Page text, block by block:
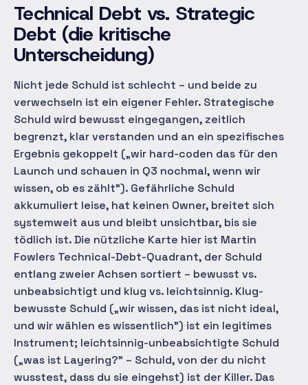
Technical Debt vs. Strategic
Debt (die kritische
Unterscheidung)
Nicht jede Schuld ist schlecht – und beide zu
verwechseln ist ein eigener Fehler. Strategische
Schuld wird bewusst eingegangen, zeitlich
begrenzt, klar verstanden und an ein spezifisches
Ergebnis gekoppelt („wir hard-coden das für den
Launch und schauen in Q3 nochmal, wenn wir
wissen, ob es zählt"). Gefährliche Schuld
akkumuliert leise, hat keinen Owner, breitet sich
systemweit aus und bleibt unsichtbar, bis sie
tödlich ist. Die nützliche Karte hier ist Martin
Fowlers Technical-Debt-Quadrant, der Schuld
entlang zweier Achsen sortiert – bewusst vs.
unbeabsichtigt und klug vs. leichtsinnig. Klug-
bewusste Schuld („wir wissen, das ist nicht ideal,
und wir wählen es wissentlich") ist ein legitimes
Instrument; leichtsinnig-unbeabsichtigte Schuld
(„was ist Layering?" – Schuld, von der du nicht
wusstest, dass du sie eingehst) ist der Killer. Das